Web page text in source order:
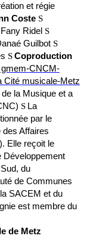
et régie
Coste S
Ridel S
Guilbot S
SCoproduction
gmem-CNCM-
Cité musicale-Metz
la Musique et a
S La
par le
des Affaires
Elle reçoit le
Développement
du
de Communes
SACEM et du
est membre du
de Metz